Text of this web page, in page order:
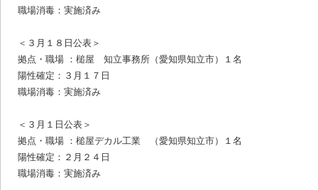
職場消毒：実施済み
＜３月１８日公表＞
拠点・職場 ：槌屋 知立事務所（愛知県知立市）１名
陽性確定：３月１７日
職場消毒：実施済み
＜３月１日公表＞
拠点・職場 ：槌屋デカル工業 （愛知県知立市）１名
陽性確定：２月２４日
職場消毒：実施済み